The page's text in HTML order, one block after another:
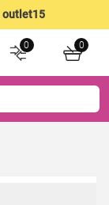
outlet15
0 0